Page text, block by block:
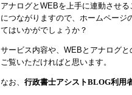
アナログとWEBを上手に連動させ
につながりますので、ホームページ
てはいかがでしょうか？
サービス内容や、WEBとアナログ
ご覧いただければと思います。
なお、 行政書士アシストBLOG利用